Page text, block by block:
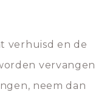
verhuisd en de
vervangen
neem dan